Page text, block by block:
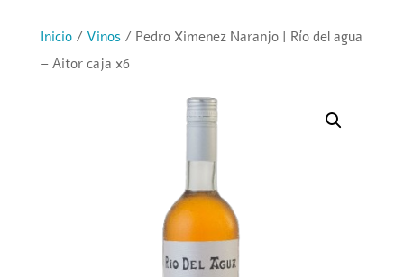
Inicio/ Vinos/ Pedro Ximenez Naranjo | Río del agua
– Aitor caja x6